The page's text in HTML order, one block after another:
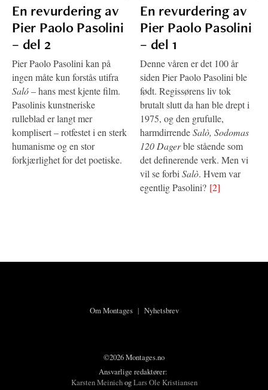
En revurdering av
Pier Paolo Pasolini
– del 2
Pier Paolo Pasolini kan på
ingen måte kun forstås utifra
Saló– hans mest kjente film.
Pasolinis kunstneriske
rulleblad er langt mer
komplisert – rotfestet i en sterk
humanisme og en stor
forkjærlighet for det poetiske.
En revurdering av
Pier Paolo Pasolini
– del 1
Denne våren er det 100 år
siden Pier Paolo Pasolini ble
født. Regissørens liv tok
brutalt slutt da han ble drept i
1975, og den grufulle,
harmdirrendeSalò, Sodomas
120 Dagerble stående som
det definerende verk. Men vi
vil se forbi Salò. Hvem var
egentlig Pasolini? [2]
Om Montages| Nyhetsbrev
©2026 Montages.no
Ansvarlige redaktører:
Karsten MeinichogLars Ole Kristiansen